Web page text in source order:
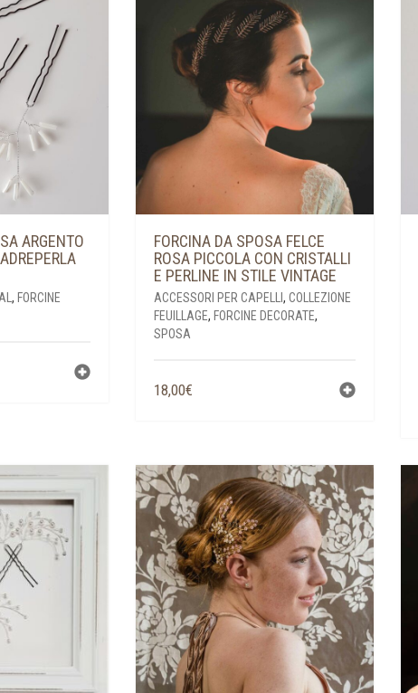
ARGENTO
, FORCINE
FORCINA DA SPOSA FELCE
ROSA PICCOLA CON CRISTALLI
E PERLINE IN STILE VINTAGE
ACCESSORI PER CAPELLI , COLLEZIONE
FEUILLAGE, FORCINE DECORATE,
SPOSA
18,00€